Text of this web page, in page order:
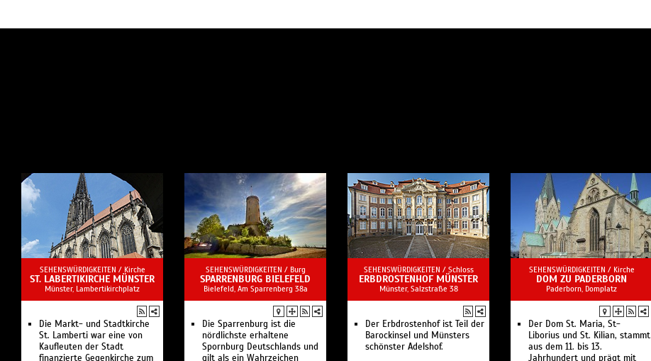
SEHENSWÜRDIGKEITEN / Kirche
ST. LABERTIKIRCHE MÜNSTER
Münster, Lambertikirchplatz
Die Markt- und Stadtkirche
St. Lamberti war eine von
Kaufleuten der Stadt
finanzierte Gegenkirche zum
SEHENSWÜRDIGKEITEN / Burg
SPARRENBURG BIELEFELD
Bielefeld, Am Sparrenberg 38a
Die Sparrenburg ist die
nördlichste erhaltene
Spornburg Deutschlands und
gilt als ein Wahrzeichen
SEHENSWÜRDIGKEITEN / Schloss
ERBDROSTENHOF MÜNSTER
Münster, Salzstraße 38
Der Erbdrostenhof ist Teil der
Barockinsel und Münsters
schönster Adelshof.
SEHENSWÜRDIGKEITEN / Kirche
DOM ZU PADERBORN
Paderborn, Domplatz
Der Dom St. Maria, St-
Liborius und St. Kilian, stammt
aus dem 11. bis 13.
Jahrhundert und prägt mit